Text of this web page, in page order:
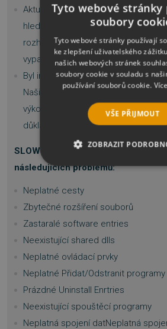
Aktualizované rozhraní nabízí lepší
hledání a oprav chyb a zrychlování
rozhraní je také více uživatelsky
vypadá!
Byl implementován lepší modul pro
Naši programátoři odvedli skvělou
výkonu při hledání chyb a nový
důkladnější analýzu vašeho
SLOW-PCfighter zrychlí Váš počítač
následujících problémů:
Neplatné cesty
Zbytečné rozšíření souborů
Zastaralé software entries
Neexistující shared dlls
Neplatné ovládací prvky
Neplatné Přidat/Odstranit programy
Prázdné Uninstall Enrtries
Neexistující spouštěcí programy
Neplatná spojení datNeplatná
Tyto webové stránky
soubory
Tyto webové stránky používají
ke zlepšení uživatelského
našich webových stránek
soubory cookie v souladu s
používání souborů cookie.
VŠE PŘIJMOUT
ZOBRAZIT
NEZBYTNĚ NUTNÉ
VÝKONOVÉ SOUBORY
SOUBORY CÍLENÍ
FUNKČNÍ SOUBORY